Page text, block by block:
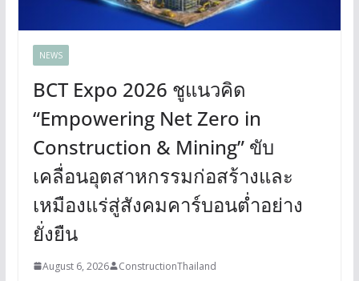
NEWS
BCT Expo 2026 ชูแนวคิด
“Empowering Net Zero in
Construction & Mining” ขับ
เคลื่อนอุตสาหกรรมก่อสร้างและ
เหมืองแร่สู่สังคมคาร์บอนต่ำอย่าง
ยั่งยืน
August 6, 2026 ConstructionThailand